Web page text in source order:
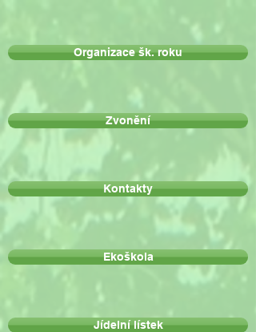
Organizace šk. roku
Zvonění
Kontakty
Ekoškola
Jídelní lístek